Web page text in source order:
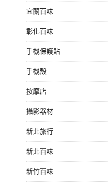
宜蘭百味
彰化百味
手機保護貼
手機殼
按摩店
攝影器材
新北旅行
新北百味
新竹百味